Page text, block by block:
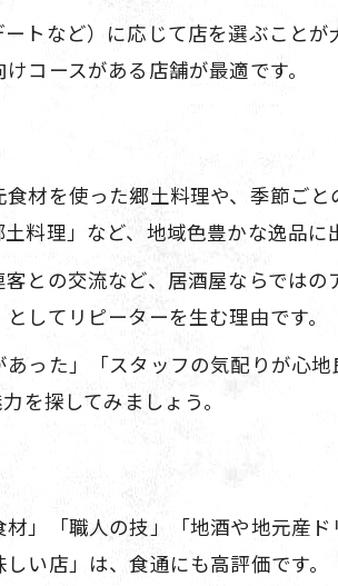
美味しい居酒屋で飲み会が盛り上
居酒屋おすすめで盛り上がる
居酒屋おすすめメニューで楽
飲み会成功は居酒屋おすす
トなど）に応じて店を選ぶこと
コースがある店舗が最適です。
材を使った郷土料理や、季節ご
料理」など、地域色豊かな逸品に
との交流など、居酒屋ならでは
してリピーターを生む理由です。
った」「スタッフの気配りが心
を探してみましょう。
」「職人の技」「地酒や地元産
い店」は、食通にも高評価です。